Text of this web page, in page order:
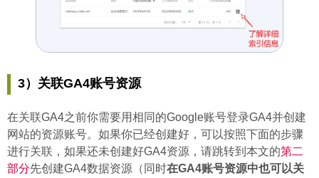
3）关联GA4账号资源
在关联GA4之前你需要用相同的Google账号登录GA4并创建
网站的资源账号。如果你已经创建好，可以按照下面的步骤
进行关联，如果还未创建好GA4资源，请跳转到本文的第二
部分先创建GA4数据资源（同时在GA4账号资源中也可以关